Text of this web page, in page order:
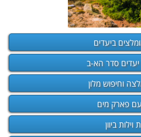
ביעדים
יעדים סדר הא-ב
וחיפוש מלון
עם פארק מים
ביוון